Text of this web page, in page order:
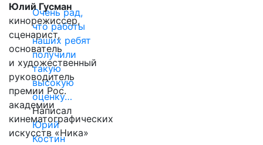
Очень рад,
что работы
наших ребят
получили
такую
высокую
оценку…
Написал
Юрий
Костин
Юлий Гусман
кинорежиссер,
сценарист,
основатель
и художественный
руководитель
премии Рос.
академии
кинематографических
искусств «Ника»